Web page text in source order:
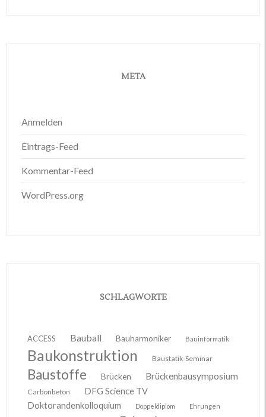
META
Anmelden
Eintrags-Feed
Kommentar-Feed
WordPress.org
SCHLAGWORTE
ACCESS Bauball Bauharmoniker Bauinformatik
Baukonstruktion Baustatik-Seminar
Baustoffe Brücken Brückenbausymposium
Carbonbeton
DFG Science TV
Doktorandenkolloquium
Doppeldiplom Ehrungen